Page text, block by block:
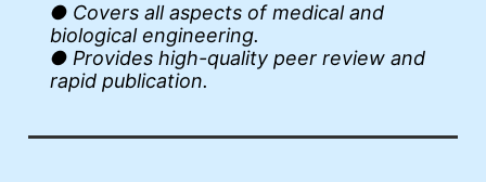
● Covers all aspects of medical and
biological engineering.
● Provides high-quality peer review and
rapid publication.